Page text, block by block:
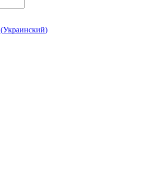
(Украинский)